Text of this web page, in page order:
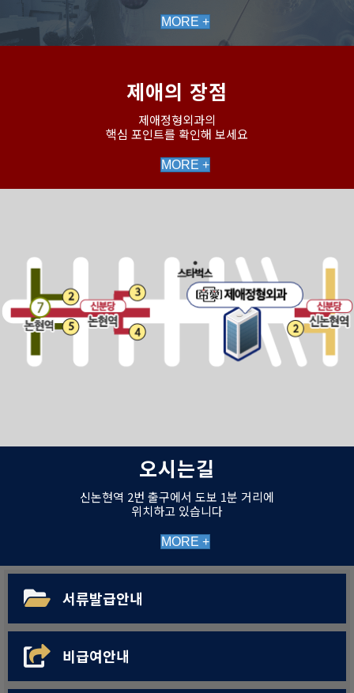
MORE +
제애의 장점
제애정형외과의
핵심 포인트를 확인해 보세요
MORE +
오시는길
신논현역 2번 출구에서 도보 1분 거리에
위치하고 있습니다
MORE +
서류발급안내
비급여안내